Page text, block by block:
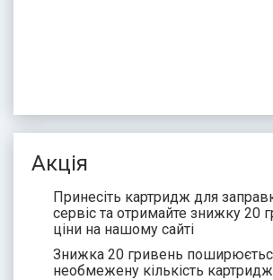
Акція
Принесіть картридж для
сервіс та отримайте знижку 20
ціни на нашому сайті
Знижка 20 гривень
необмежену кількість